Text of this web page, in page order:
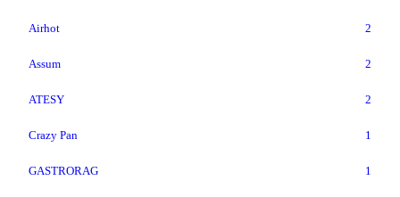
Airhot 2
Assum 2
ATESY 2
Crazy Pan 1
GASTRORAG 1